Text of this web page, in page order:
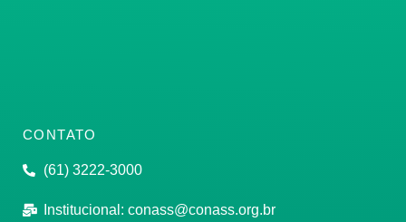
CONTATO
(61) 3222-3000
Institucional: conass@conass.org.br